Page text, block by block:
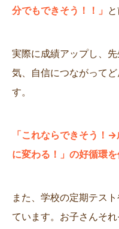
分でもできそう！！」
実際に成績アップし、
気、自信につながって
す。
「これならできそう！
に変わる！」の好循環を
また、学校の定期テス
ています。お子さんそ